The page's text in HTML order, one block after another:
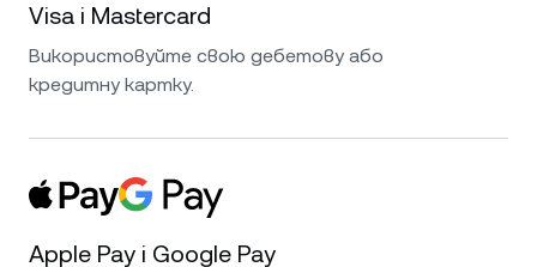
Visa і Mastercard
Використовуйте свою дебетову або
кредитну картку.
Apple Pay і Google Pay